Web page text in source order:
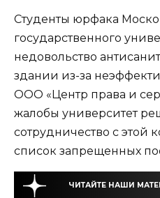
Студенты юрфака
государственного
недовольство
здании из-за
ООО «Центр права и
жалобы университет
сотрудничество с этой
список запрещенных
ЧИТАЙТЕ НАШИ